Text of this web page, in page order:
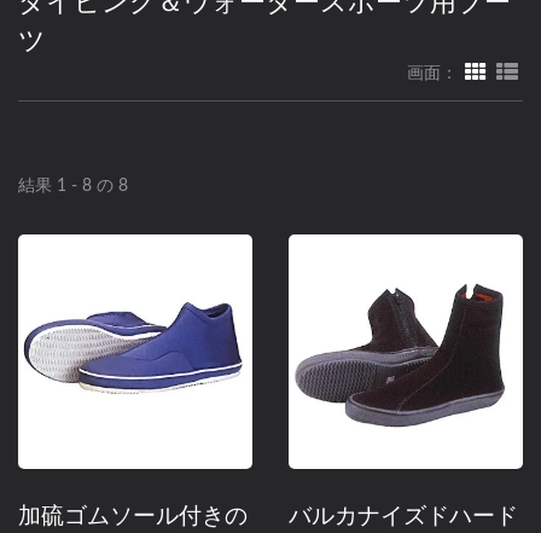
ツ
画面：
結果 1 - 8 の 8
加硫ゴムソール付きの
バルカナイズドハード